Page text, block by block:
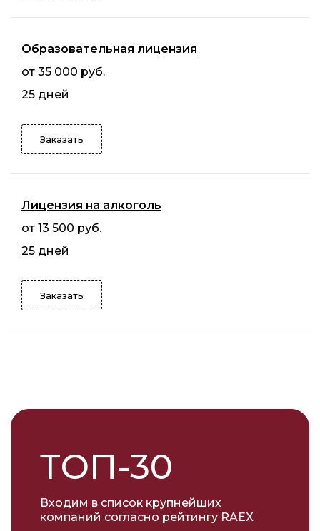
Образовательная лицензия
от 35 000 руб.
25 дней
Заказать
Лицензия на алкоголь
от 13 500 руб.
25 дней
Заказать
ТОП-30
Входим в список крупнейших
компаний согласно рейтингу RAEX